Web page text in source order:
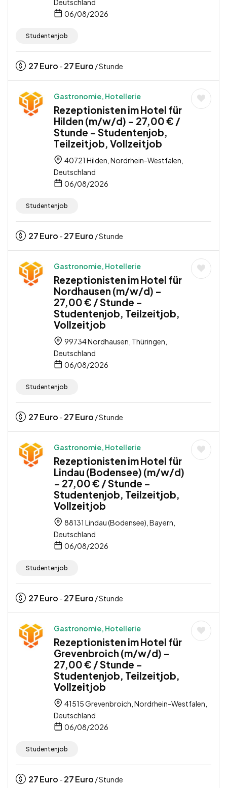
Deutschland
06/08/2026
Studentenjob
27Euro - 27Euro / Stunde
Gastronomie, Hotellerie
Rezeptionisten im Hotel für
Hilden (m/w/d) – 27,00 € /
Stunde – Studentenjob,
Teilzeitjob, Vollzeitjob
40721 Hilden, Nordrhein-Westfalen,
Deutschland
06/08/2026
Studentenjob
27Euro - 27Euro / Stunde
Gastronomie, Hotellerie
Rezeptionisten im Hotel für
Nordhausen (m/w/d) –
27,00 € / Stunde –
Studentenjob, Teilzeitjob,
Vollzeitjob
99734 Nordhausen, Thüringen,
Deutschland
06/08/2026
Studentenjob
27Euro - 27Euro / Stunde
Gastronomie, Hotellerie
Rezeptionisten im Hotel für
Lindau (Bodensee) (m/w/d)
– 27,00 € / Stunde –
Studentenjob, Teilzeitjob,
Vollzeitjob
88131 Lindau (Bodensee), Bayern,
Deutschland
06/08/2026
Studentenjob
27Euro - 27Euro / Stunde
Gastronomie, Hotellerie
Rezeptionisten im Hotel für
Grevenbroich (m/w/d) –
27,00 € / Stunde –
Studentenjob, Teilzeitjob,
Vollzeitjob
41515 Grevenbroich, Nordrhein-Westfalen,
Deutschland
06/08/2026
Studentenjob
27Euro - 27Euro / Stunde